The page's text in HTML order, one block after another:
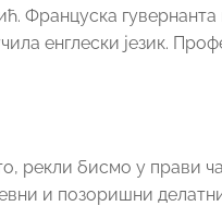
гувернанта
енглески језик.
рекли бисмо у прави
и позоришни